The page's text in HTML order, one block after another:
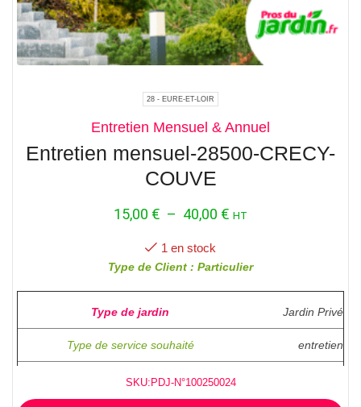
Localisation :
63410
LOUBEYRAT
28 - EURE-ET-LOIR
Entretien Mensuel & Annuel
Entretien mensuel-28500-CRECY-
COUVE
15,00 € – 40,00 € HT
1 en stock
Type de Client : Particulier
Type de jardin Jardin Privé
Type de service souhaité entretien
Superficie ( en M2 )
SKU:PDJ-N°100250024